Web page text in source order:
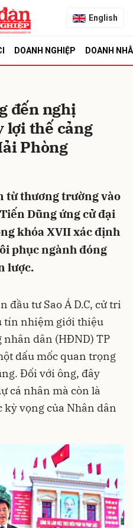
English
DOANH NGHIỆP DOANH
đến nghị
lợi thế cảng
Phòng
từ thương trường vào
Dũng ứng cử đại
khóa XVII xác định
phục ngành đóng
lược.
đầu tư Sao Á D.C, cử tri
tín nhiệm giới thiệu
dân (HĐND) TP
dấu mốc quan trọng
Đối với ông, đây
cá nhân mà còn là
vọng của Nhân dân
Hủy